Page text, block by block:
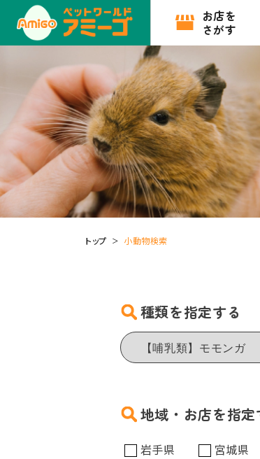
お店を
さがす
トップ 小動物検索
種類を指定する
地域・お店を指定
岩手県 宮城県